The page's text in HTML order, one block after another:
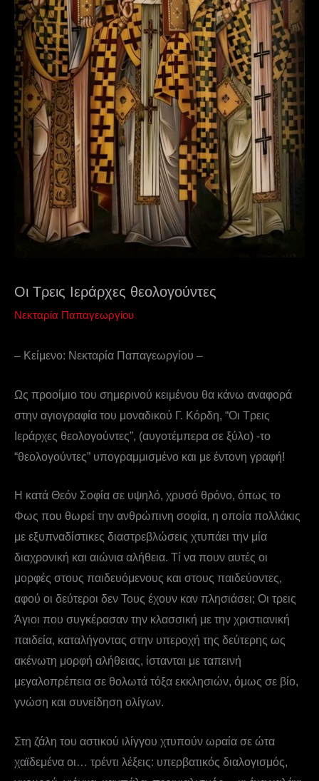
Οι Τρεις Ιεράρχες θεολογούντες
Νεκταρία Παπαγεωργίου
– Κείμενο: Νεκταρία Παπαγεωργίου –
Ως προοίμιο του σημερινού κειμένου θα κάνω αναφορά
στην αγιογραφία του μοναδικού Γ. Κόρδη, “Οι Τρεις
Ιεράρχες θεολογούντες”, (αυγοτέμπερα σε ξύλο) -το
“θεολογούντες” υπογραμμισμένο και με έντονη γραφή!
Η κατά Θεόν Σοφία σε υψηλό, χρυσό θρόνο, όπως το
Φως που θωρεί την ανθρώπινη σοφία, η οποία πολλάκις
με εξυπναδίστικες διαστρεβλώσεις χτυπάει την μία
διαχρονική και αιώνια αλήθεια. Τί να πουν αυτές οι
μορφές στους παιδευόμενους και στους παιδεύοντες,
αφού οι δεύτεροι δεν Τους έχουν καν πλησιάσει; Οι τρεις
Άγιοι που συγκέρασαν την κλασσική με την χριστιανική
παιδεία, καταλήγοντας στην υπεροχή της δεύτερης ως
ακένωτη μορφή αλήθειας, ίστανται με ταπεινή
μεγαλοπρέπεια σε θολωτά τόξα εκκλησιών, όμως σε βίο,
γνώση και συνείδηση ολίγων.
Στη ζάλη του αστικού ιλίγγου χτυπούν ωραία σε ώτα
χαϊδεμένα οι… τρέντι λέξεις: υπερβατικός διαλογισμός,